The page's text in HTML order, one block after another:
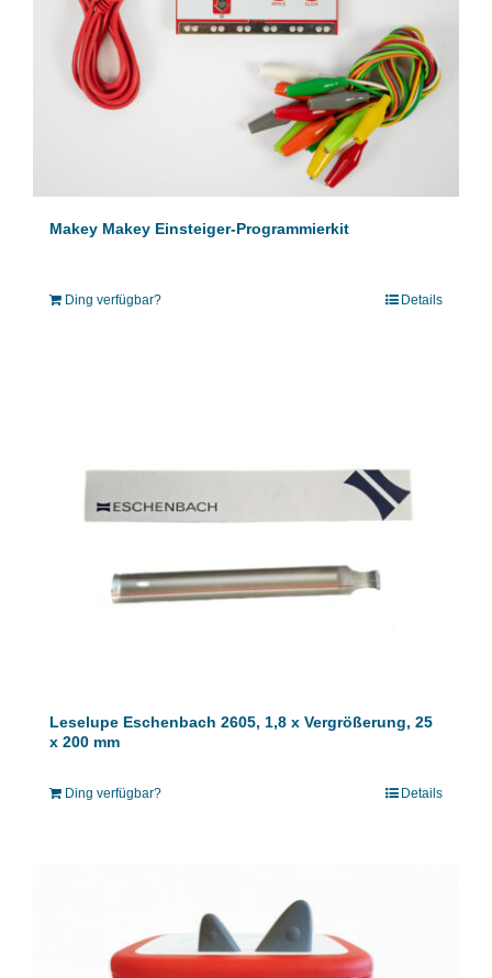
Makey Makey Einsteiger-Programmierkit
Ding verfügbar? Details
Leselupe Eschenbach 2605, 1,8 x Vergrößerung, 25
x 200 mm
Ding verfügbar? Details